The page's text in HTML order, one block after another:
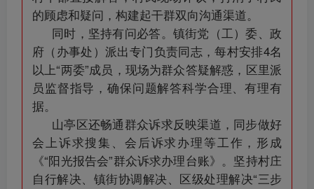
的顾虑和疑问，构建起干群双向沟通渠道。
同时，坚持有问必答。镇街党（工）委、政
府（办事处）派出专门负责同志，每村安排4名
以上“两委”成员，现场为群众答疑解惑，区里派
员监督指导，确保问题解答科学合理、有理有
据。
山亭区还畅通群众诉求反映渠道，同步做好
会上诉求搜集、会后诉求办理等工作，形成
《“阳光报告会”群众诉求办理台账》。坚持村庄
自行解决、镇街协调解决、区级处理解决“三步